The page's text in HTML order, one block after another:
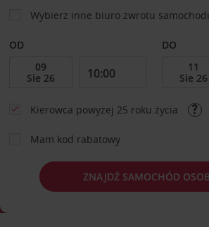
Wybierz inne biuro zwrotu
OD DO
Kierowca powyżej 25 roku życia
Mam kod rabatowy
ZNAJDŹ SAMOCHÓD